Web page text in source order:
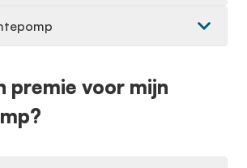
premie voor mijn